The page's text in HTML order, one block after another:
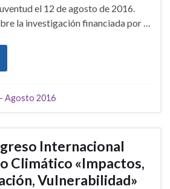
el 12 de agosto de 2016.
la investigación financiada por …
Agosto 2016
Internacional
Climático «Impactos,
Vulnerabilidad»